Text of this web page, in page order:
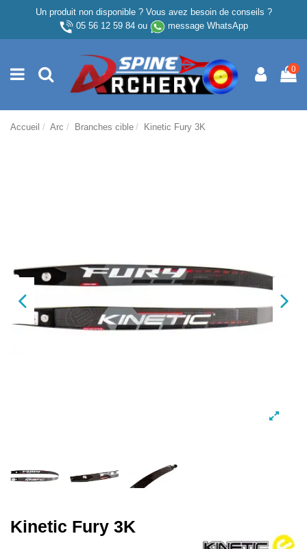
Un produit non disponible ? Vous avez besoin de conseils ?
05 56 12 59 84ou message WhatsApp
0
Accueil Arc Branches cible Kinetic Fury 3K
Kinetic Fury 3K